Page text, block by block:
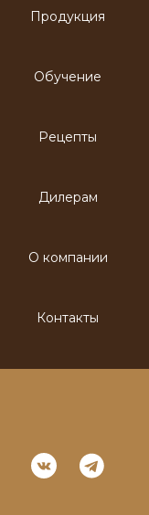
Продукция
Обучение
Рецепты
Дилерам
О компании
Контакты